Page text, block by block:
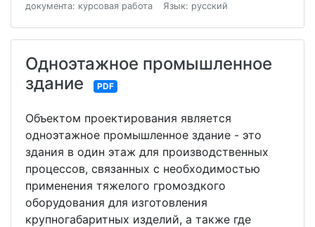
документа: курсовая работа
Язык: русский
Одноэтажное промышленное
здание
PDF
Объектом проектирования является
одноэтажное промышленное здание - это
здания в один этаж для производственных
процессов, связанных с необходимостью
применения тяжелого громоздкого
оборудования для изготовления
крупногабаритных изделий, а также где